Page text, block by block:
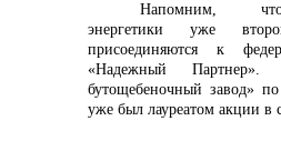
Напомним,
энергетики уже
присоединяются к
«Надежный Партнер».
бутощебеночный завод»
уже был лауреатом акции в